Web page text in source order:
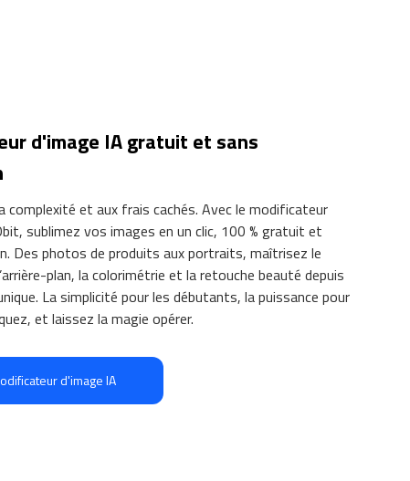
d'image IA gratuit et sans
complexité et aux frais cachés. Avec le modificateur
sublimez vos images en un clic, 100 % gratuit et
Des photos de produits aux portraits, maîtrisez le
plan, la colorimétrie et la retouche beauté depuis
La simplicité pour les débutants, la puissance pour
et laissez la magie opérer.
d'image IA